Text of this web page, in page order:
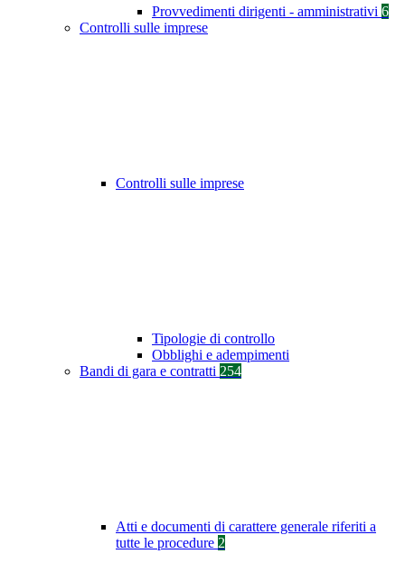
Provvedimenti dirigenti - amministrativi 6
Controlli sulle imprese
Controlli sulle imprese
Tipologie di controllo
Obblighi e adempimenti
Bandi di gara e contratti 254
Atti e documenti di carattere generale riferiti a
tutte le procedure 2